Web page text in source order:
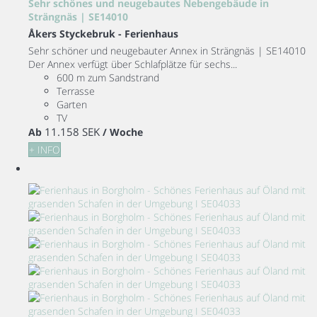
Sehr schönes und neugebautes Nebengebäude in
Strängnäs | SE14010
Åkers Styckebruk - Ferienhaus
Sehr schöner und neugebauter Annex in Strängnäs | SE14010
Der Annex verfügt über Schlafplätze für sechs...
600 m zum Sandstrand
Terrasse
Garten
TV
Ab 11.158 SEK / Woche
+ INFO